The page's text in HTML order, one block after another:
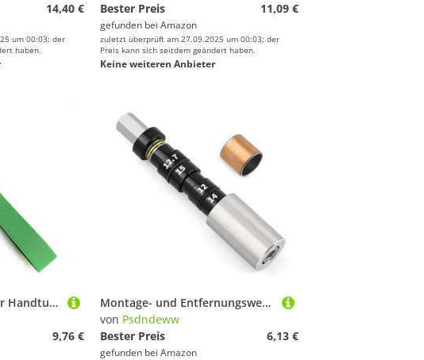
14,40 €
um 00:03; der
haben.
Bester Preis
11,09 €
gefunden bei Amazon
zuletzt überprüft am 27.09.2025 um 00:03; der
Preis kann sich seitdem geändert haben.
Keine weiteren Anbieter
Psdndeww Dehnbarer Handtuchgurt, Strandkorb, Handtuchband, elastische Verschlüsse, Clip für Outdoor, Lounges, Stühle, Reisen, Strand, Ausrüstung, elastischer Halter, praktischer Clip, Stuhlband
9,76 €
Montage- und Entfernungswerkzeug für Hinterradaufhängungsbuchsen, Doppelbuchsen, Stoßentfernungswerkzeug, Fahrradreparaturwerkzeug
von Psdndeww
Bester Preis
6,13 €
gefunden bei Amazon